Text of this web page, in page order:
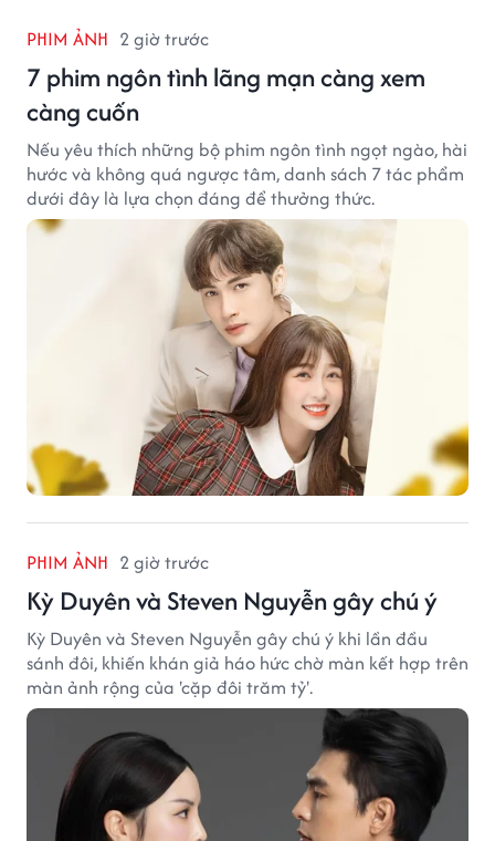
PHIM ẢNH 2 giờ trước
7 phim ngôn tình lãng mạn càng xem
càng cuốn
Nếu yêu thích những bộ phim ngôn tình ngọt ngào, hài
hước và không quá ngược tâm, danh sách 7 tác phẩm
dưới đây là lựa chọn đáng để thưởng thức.
PHIM ẢNH 2 giờ trước
Kỳ Duyên và Steven Nguyễn gây chú ý
Kỳ Duyên và Steven Nguyễn gây chú ý khi lần đầu
sánh đôi, khiến khán giả háo hức chờ màn kết hợp trên
màn ảnh rộng của 'cặp đôi trăm tỷ'.